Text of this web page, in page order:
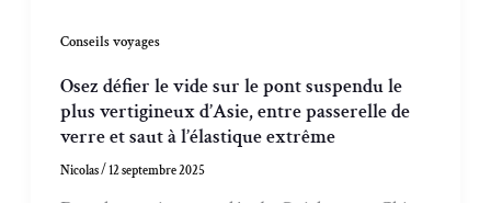
Conseils voyages
Osez défier le vide sur le pont suspendu le
plus vertigineux d’Asie, entre passerelle de
verre et saut à l’élastique extrême
Nicolas/12 septembre 2025